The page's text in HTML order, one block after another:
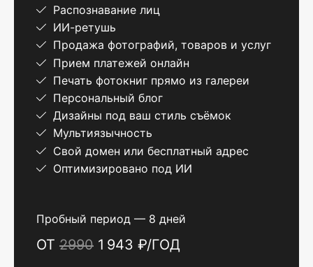
Распознавание лиц
ИИ-ретушь
Продажа фотографий, товаров и услуг
Прием платежей онлайн
Печать фотокниг прямо из галереи
Персональный блог
Дизайны под ваш стиль съёмок
Мультиязычность
Свой домен или бесплатный адрес
Оптимизировано под ИИ
Пробный период — 8 дней
ОТ 2990 1 943 ₽/ГОД